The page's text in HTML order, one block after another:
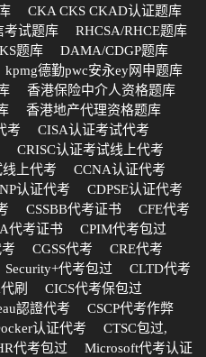
CKA CKS CKAD认证题库
考试题库
RHCSA/RHCE题库
题库
DAMA/CDGP题库
kpmg德勤pwc安永ey网申题库
香港保险中介人资格题库
香港地产代理资格题库
考
CISA认证考试代考
CRISC认证考试线上代考
线上代考
CCNA认证代考
认证代考
CDPSE认证代考
CSSBB代考证书
CFE代考
代考证书
CPIM代考包过
CGSS代考
CRE代考
Security+代考包过
CLTD代考
刷
CICS代考保包过
認證代考
CSCP代考作弊
认证代考
CTSC包过,
代考包过
Microsoft代考认证